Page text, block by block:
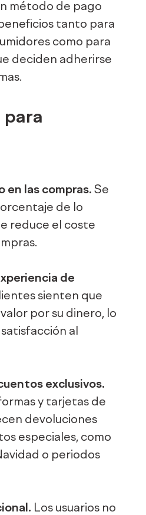
método de pago
tanto para
como para
deciden adherirse
para
en las compras. Se
de lo
reduce el coste
de
sienten que
por su dinero, lo
al
exclusivos.
y tarjetas de
devoluciones
especiales, como
o periodos
Los usuarios no